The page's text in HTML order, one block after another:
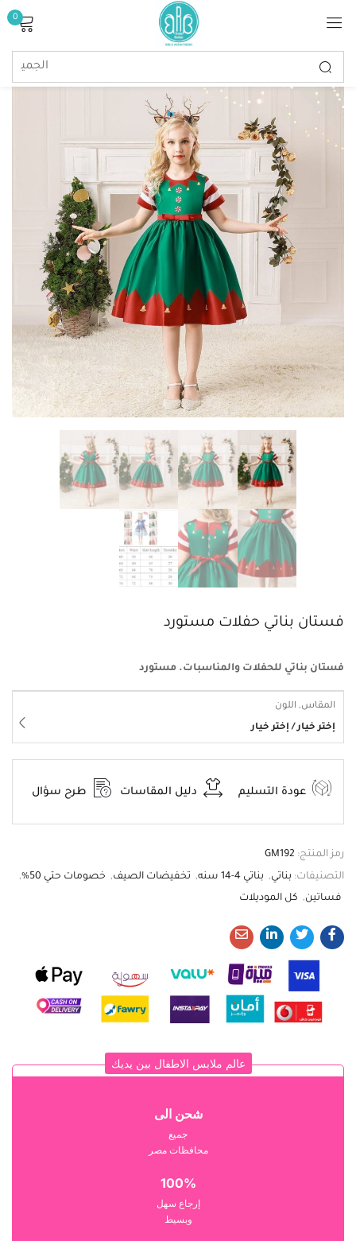
0
فستان بناتي حفلات مستورد
فستان بناتي للحفلات والمناسبات. مستورد
المقاس, اللون
إختر خيار / إختر خيار
عودة التسليم دليل المقاسات طرح سؤال
رمز المنتج: GM192
التصنيفات: بناتي, بناتي 4-14 سنه , تخفيضات الصيف, خصومات حتي 50%
,
فساتين, كل الموديلات
عالم ملابس الاطفال بين يديك
شحن الى
جميع
محافظات مصر
100%
إرجاع سهل
وبسيط
تسجيل الدخول
تذكرنى كلمة مرور مفقودة؟
تسجيل الدخول
إنشاء حساب